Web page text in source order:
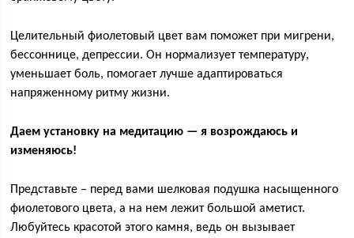
Целительный фиолетовый цвет вам поможет при мигрени,
бессоннице, депрессии. Он нормализует температуру,
уменьшает боль, помогает лучше адаптироваться
напряженному ритму жизни.
Даем установку на медитацию — я возрождаюсь и
изменяюсь!
Представьте – перед вами шелковая подушка насыщенного
фиолетового цвета, а на нем лежит большой аметист.
Любуйтесь красотой этого камня, ведь он вызывает